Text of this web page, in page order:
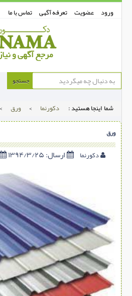
ورود عضویت تعرفه آگهی تماس با ما
دکورنما
دیوارپوش
دکوراسیون داخلی
درب و پنجره
مصالح ساختمانی
سازه پیش ساخته
سنگ ساختمانی
عایق ساختمان
سرویس بهداشتی
جستجو
شما اینجا هستید : دکورنما > ورق >
ورق
دکورنما ارسال:۱۳۹۴/۳/۲۵